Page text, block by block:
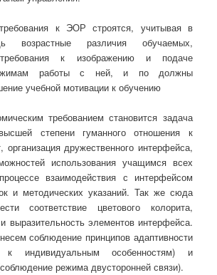
к ЭОР строятся, учитывая в
возрастные различия обучаемых,
требования к изображению и подаче
работы с ней, и по должны
учебной мотивации к обучению
требованием становится задача
степени гуманного отношения к
организация дружественного интерфейса,
использования учащимся всех
взаимодействия с интерфейсом
и методических указаний. Так же сюда
соответствие цветового колорита,
выразительность элементов интерфейса.
соблюдение принципов адаптивности
к индивидуальным особенностям) и
режима двусторонней связи).